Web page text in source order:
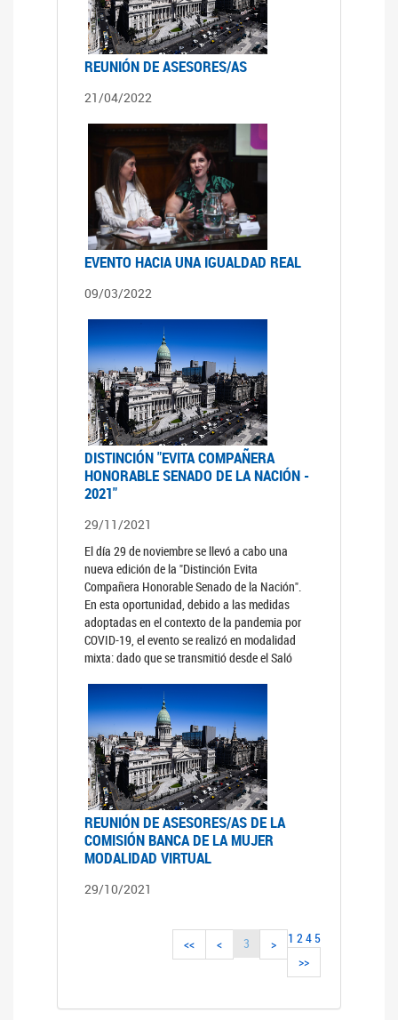
REUNIÓN DE ASESORES/AS
21/04/2022
EVENTO HACIA UNA IGUALDAD REAL
09/03/2022
DISTINCIÓN "EVITA COMPAÑERA
HONORABLE SENADO DE LA NACIÓN -
2021"
29/11/2021
El día 29 de noviembre se llevó a cabo una
nueva edición de la "Distinción Evita
Compañera Honorable Senado de la Nación".
En esta oportunidad, debido a las medidas
adoptadas en el contexto de la pandemia por
COVID-19, el evento se realizó en modalidad
mixta: dado que se transmitió desde el Saló
REUNIÓN DE ASESORES/AS DE LA
COMISIÓN BANCA DE LA MUJER
MODALIDAD VIRTUAL
29/10/2021
<< < 1 2
3 4 5
>
>>